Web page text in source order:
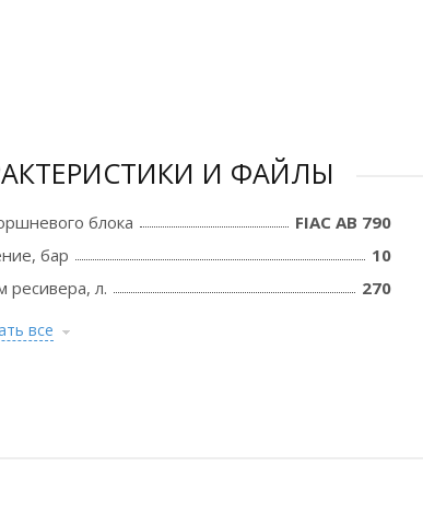
И ФАЙЛЫ
блока FIAC AB 790
бар
10
ресивера, л.
270
все